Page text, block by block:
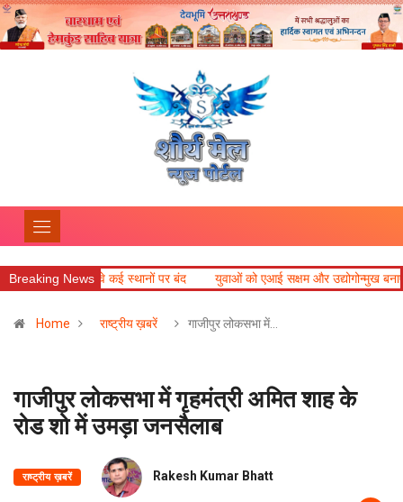
Breaking News
हाईवे कई स्थानों पर बंद युवाओं को एआई सक्षम और उद्योगोन्मुख बनाएं
Home राष्ट्रीय ख़बरें गाजीपुर लोकसभा में…
गाजीपुर लोकसभा में गृहमंत्री अमित शाह के
रोड शो में उमड़ा जनसैलाब
राष्ट्रीय ख़बरें Rakesh Kumar Bhatt